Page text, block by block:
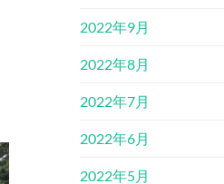
2022年9月
2022年8月
2022年7月
2022年6月
2022年5月